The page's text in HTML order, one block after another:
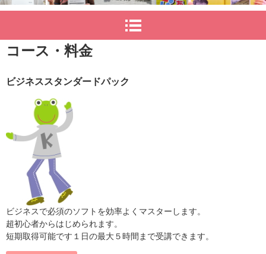
コース・料金
ビジネススタンダードパック
ビジネスで必須のソフトを効率よくマスターします。
超初心者からはじめられます。
短期取得可能です１日の最大５時間まで受講できます。